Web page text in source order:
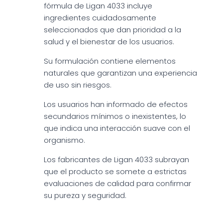
fórmula de Ligan 4033 incluye
ingredientes cuidadosamente
seleccionados que dan prioridad a la
salud y el bienestar de los usuarios.
Su formulación contiene elementos
naturales que garantizan una experiencia
de uso sin riesgos.
Los usuarios han informado de efectos
secundarios mínimos o inexistentes, lo
que indica una interacción suave con el
organismo.
Los fabricantes de Ligan 4033 subrayan
que el producto se somete a estrictas
evaluaciones de calidad para confirmar
su pureza y seguridad.